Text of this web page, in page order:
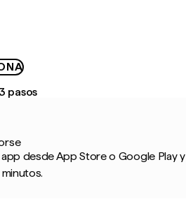
pasos
desde App Store o Google Play y